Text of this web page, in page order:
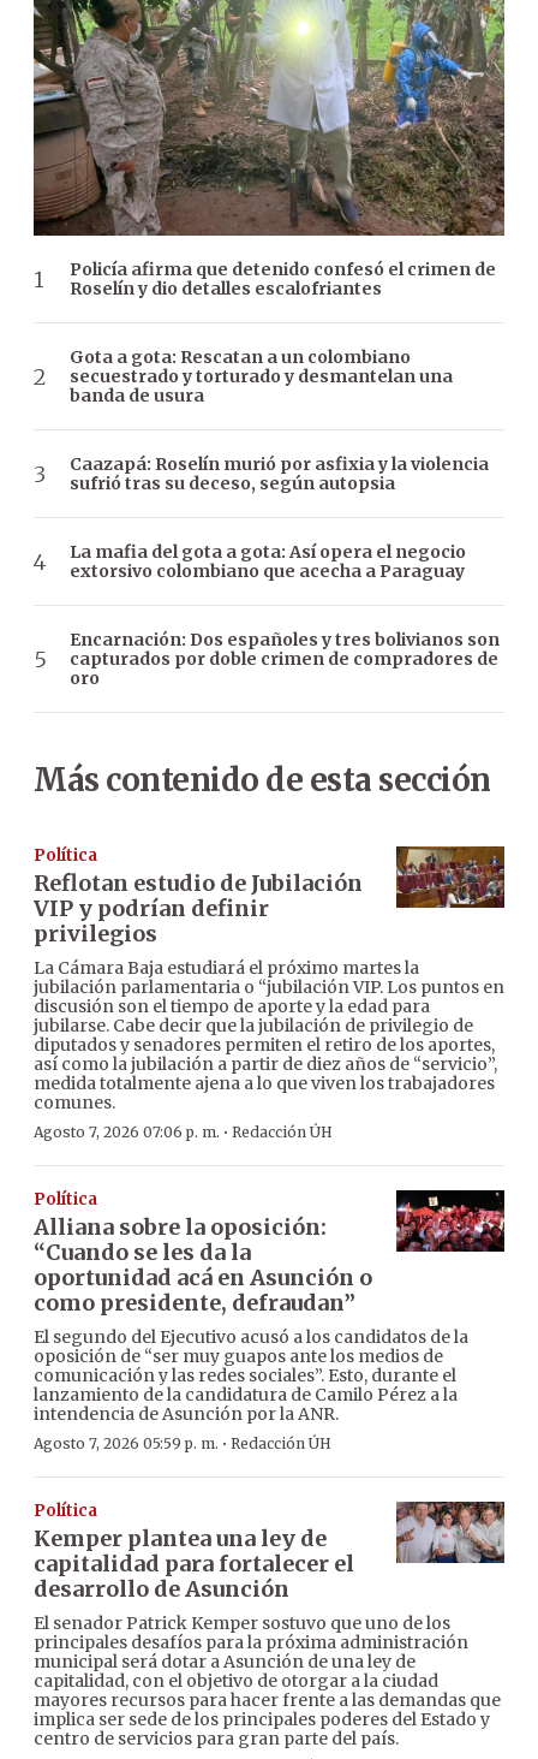
Policía afirma que detenido confesó el crimen de
Roselín y dio detalles escalofriantes
Gota a gota: Rescatan a un colombiano
secuestrado y torturado y desmantelan una
banda de usura
Caazapá: Roselín murió por asfixia y la violencia
sufrió tras su deceso, según autopsia
La mafia del gota a gota: Así opera el negocio
extorsivo colombiano que acecha a Paraguay
Encarnación: Dos españoles y tres bolivianos son
capturados por doble crimen de compradores de
oro
Más contenido de esta sección
Política
Reflotan estudio de Jubilación
VIP y podrían definir
privilegios
La Cámara Baja estudiará el próximo martes la
jubilación parlamentaria o “jubilación VIP. Los puntos en
discusión son el tiempo de aporte y la edad para
jubilarse. Cabe decir que la jubilación de privilegio de
diputados y senadores permiten el retiro de los aportes,
así como la jubilación a partir de diez años de “servicio”,
medida totalmente ajena a lo que viven los trabajadores
comunes.
Agosto 7, 2026 07:06 p. m. · Redacción ÚH
Política
Alliana sobre la oposición:
“Cuando se les da la
oportunidad acá en Asunción o
como presidente, defraudan”
El segundo del Ejecutivo acusó a los candidatos de la
oposición de “ser muy guapos ante los medios de
comunicación y las redes sociales”. Esto, durante el
lanzamiento de la candidatura de Camilo Pérez a la
intendencia de Asunción por la ANR.
Agosto 7, 2026 05:59 p. m. · Redacción ÚH
Política
Kemper plantea una ley de
capitalidad para fortalecer el
desarrollo de Asunción
El senador Patrick Kemper sostuvo que uno de los
principales desafíos para la próxima administración
municipal será dotar a Asunción de una ley de
capitalidad, con el objetivo de otorgar a la ciudad
mayores recursos para hacer frente a las demandas que
implica ser sede de los principales poderes del Estado y
centro de servicios para gran parte del país.